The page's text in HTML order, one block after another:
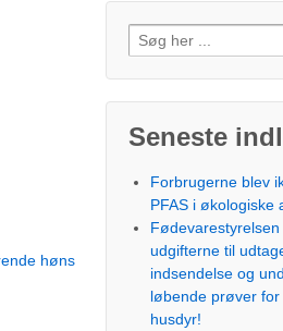
høns
Søg
efter:
Seneste
Forbrugerne blev
PFAS i økologiske
udgifterne til
indsendelse og
løbende prøver
husdyr!